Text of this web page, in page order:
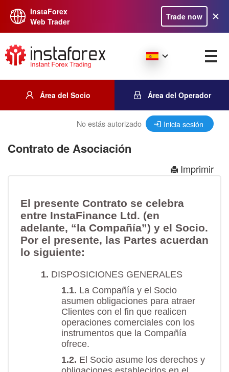
InstaForex
Web Trader
Trade now
Área del Socio Área del Operador
No estás autorizado Inicia sesión
Contrato de Asociación
Imprimir